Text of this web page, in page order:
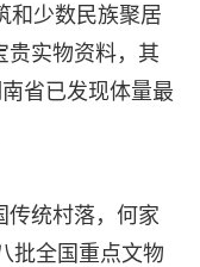
和少数民族聚居
贵实物资料，其
省已发现体量最
传统村落，何家
批全国重点文物